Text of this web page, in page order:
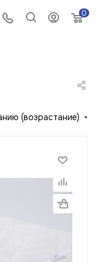
0
(возрастание)